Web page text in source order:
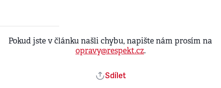
Pokud jste v článku našli chybu, napište nám prosím na
opravy@respekt.cz.
Sdílet